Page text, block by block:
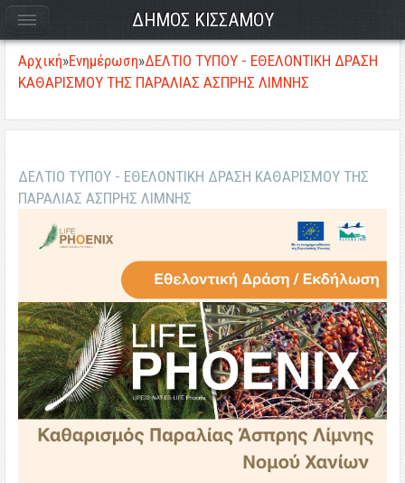
Αρχική»Ενημέρωση»ΔΕΛΤΙΟ ΤΥΠΟΥ - ΕΘΕΛΟΝΤΙΚΗ ΔΡΑΣΗ
ΚΑΘΑΡΙΣΜΟΥ ΤΗΣ ΠΑΡΑΛΙΑΣ ΑΣΠΡΗΣ ΛΙΜΝΗΣ
ΔΕΛΤΙΟ ΤΥΠΟΥ - ΕΘΕΛΟΝΤΙΚΗ ΔΡΑΣΗ ΚΑΘΑΡΙΣΜΟΥ ΤΗΣ
ΠΑΡΑΛΙΑΣ ΑΣΠΡΗΣ ΛΙΜΝΗΣ
ΔΗΜΟΣ ΚΙΣΣΑΜΟΥ